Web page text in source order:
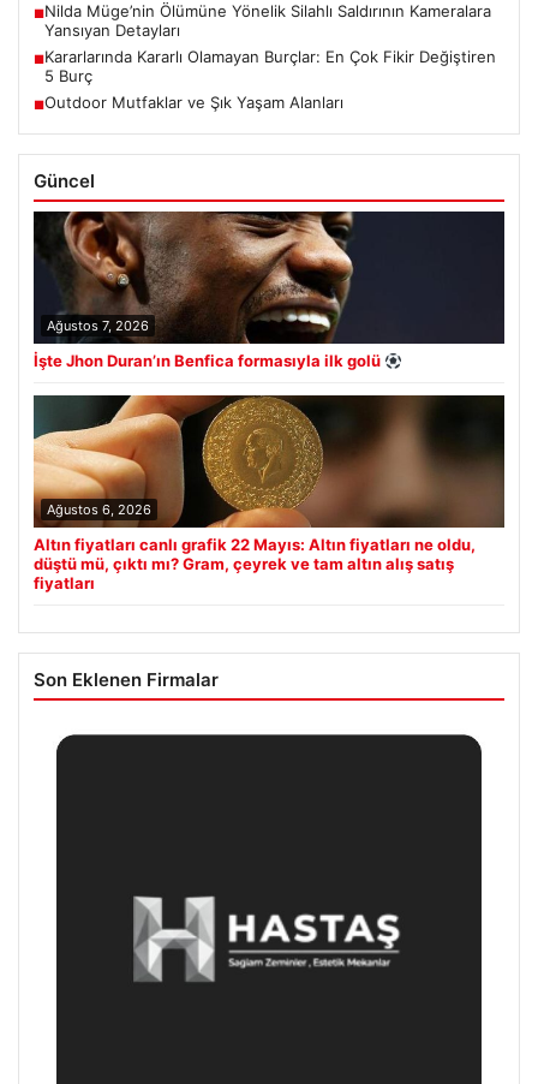
■Nilda Müge’nin Ölümüne Yönelik Silahlı Saldırının Kameralara
Yansıyan Detayları
■Kararlarında Kararlı Olamayan Burçlar: En Çok Fikir Değiştiren
5 Burç
■Outdoor Mutfaklar ve Şık Yaşam Alanları
Güncel
Ağustos 7, 2026
İşte Jhon Duran’ın Benfica formasıyla ilk golü
Ağustos 6, 2026
Altın fiyatları canlı grafik 22 Mayıs: Altın fiyatları ne oldu,
düştü mü, çıktı mı? Gram, çeyrek ve tam altın alış satış
fiyatları
Son Eklenen Firmalar